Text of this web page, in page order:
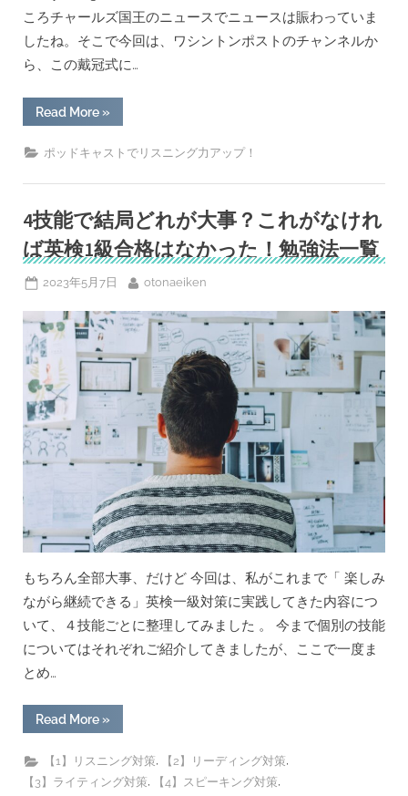
ころチャールズ国王のニュースでニュースは賑わっていま
したね。そこで今回は、ワシントンポストのチャンネルか
ら、この戴冠式に…
Read More“英
国
ャ
ー
ズ
王
戴
冠
式
の
ニ
ュ
ス
か
ら
ー
英
１
級
出
単
を
ェ
ッ
ク！”
»
ポッドキャストでリスニング力アップ！
4技能で結局どれが大事？これがなけれ
ば英検1級合格はなかった！勉強法一覧
Posted
2023年5月7日 By
otonaeiken
もちろん全部大事、だけど 今回は、私がこれまで「 楽しみ
ながら継続できる」英検一級対策に実践してきた内容につ
いて、４技能ごとに整理してみました 。 今まで個別の技能
についてはそれぞれご紹介してきましたが、ここで一度ま
とめ…
Read More“4
技
で
結
局
»
【1】リスニング対策, 【2】リーディング対策,
【3】ライティング対策, 【4】スピーキング対策,